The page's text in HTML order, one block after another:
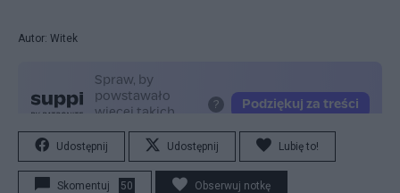
Autor: Witek
Udostępnij Udostępnij Lubię to!
Skomentuj 50 Obserwuj notkę